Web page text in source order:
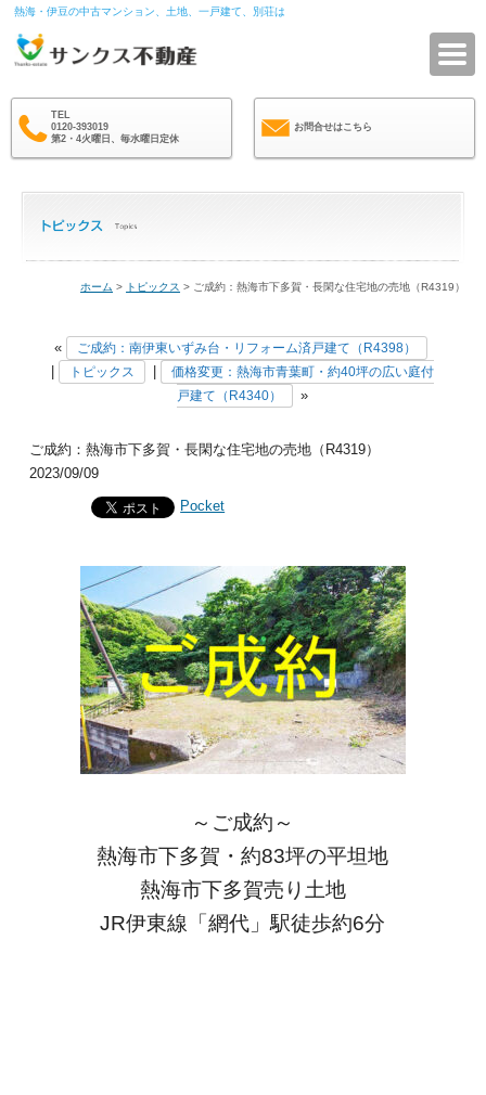
熱海・伊豆の中古マンション、土地、一戸建て、別荘は
TEL
0120-393019
第2・4火曜日、毎水曜日定休
お問合せはこちら
ホーム > トピックス > ご成約：熱海市下多賀・長閑な住宅地の売地（R4319）
« ご成約：南伊東いずみ台・リフォーム済戸建て（R4398）
トピックス
価格変更：熱海市青葉町・約40坪の広い庭付
戸建て（R4340）
»
ご成約：熱海市下多賀・長閑な住宅地の売地（R4319）
2023/09/09
Pocket
～ご成約～
熱海市下多賀・約83坪の平坦地
熱海市下多賀売り土地
JR伊東線「網代」駅徒歩約6分